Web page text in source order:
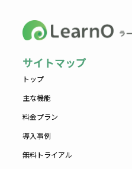
サイトマップ
トップ
主な機能
料金プラン
導入事例
無料トライアル